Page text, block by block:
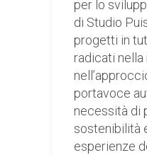
per lo
di Studio
progetti in
radicati
portavoce
necessità di
sostenibilità
esperienze